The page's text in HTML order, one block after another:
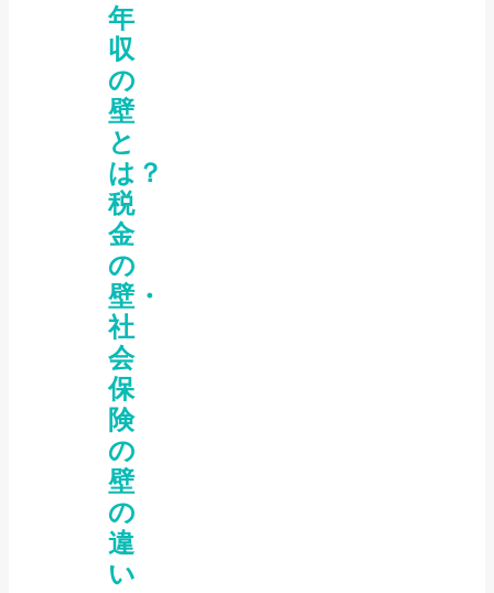
年
収
の
壁
と
は？
税
金
の
壁・
社
会
保
険
の
壁
の
違
い